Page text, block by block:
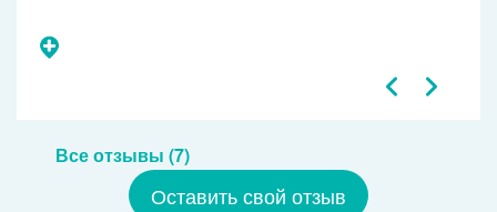
Все отзывы (7)
Оставить свой отзыв